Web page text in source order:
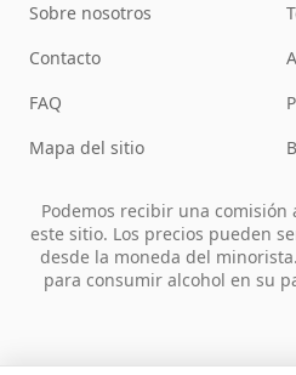
Sobre nosotros
Contacto
FAQ
Mapa del sitio
Podemos recibir una comisión
este sitio. Los precios pueden
desde la moneda del
para consumir alcohol en su